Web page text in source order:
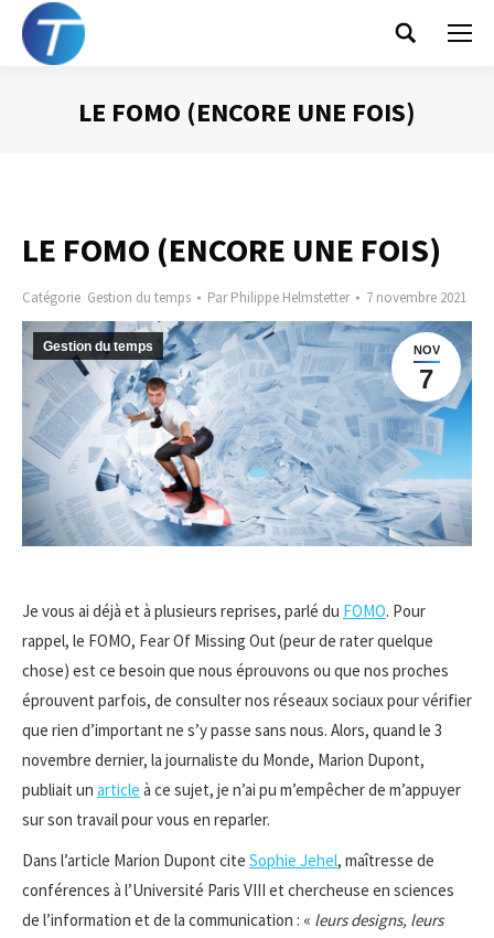
Search:
LE FOMO (ENCORE UNE FOIS)
LE FOMO (ENCORE UNE FOIS)
Catégorie Gestion du temps ParPhilippe Helmstetter 7 novembre 2021
NOV
7
Gestion du temps
Je vous ai déjà et à plusieurs reprises, parlé du FOMO. Pour
rappel, le FOMO, Fear Of Missing Out (peur de rater quelque
chose) est ce besoin que nous éprouvons ou que nos proches
éprouvent parfois, de consulter nos réseaux sociaux pour vérifier
que rien d’important ne s’y passe sans nous. Alors, quand le 3
novembre dernier, la journaliste du Monde, Marion Dupont,
publiait un article à ce sujet, je n’ai pu m’empêcher de m’appuyer
sur son travail pour vous en reparler.
Dans l’article Marion Dupont cite Sophie Jehel, maîtresse de
conférences à l’Université Paris VIII et chercheuse en sciences
de l’information et de la communication : « leurs designs, leurs